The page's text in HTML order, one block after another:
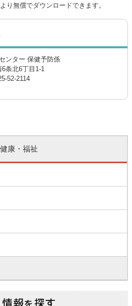
より無償でダウンロードできます。
ンター 保健予防係
条北6丁目1-1
52-2114
健康・福祉